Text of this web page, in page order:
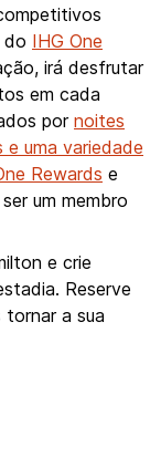
do IHG One
irá desfrutar
em cada
por noites
e uma variedade
Rewards e
um membro
e crie
Reserve
a sua